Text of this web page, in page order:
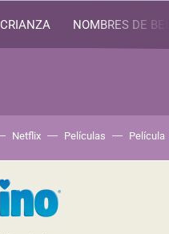
CRIANZA NOMBRES DE
Netflix Películas Película